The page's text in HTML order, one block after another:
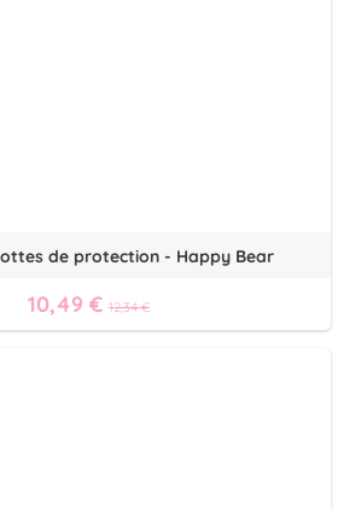
de protection - Happy Bear
10,49 € 12,34 €